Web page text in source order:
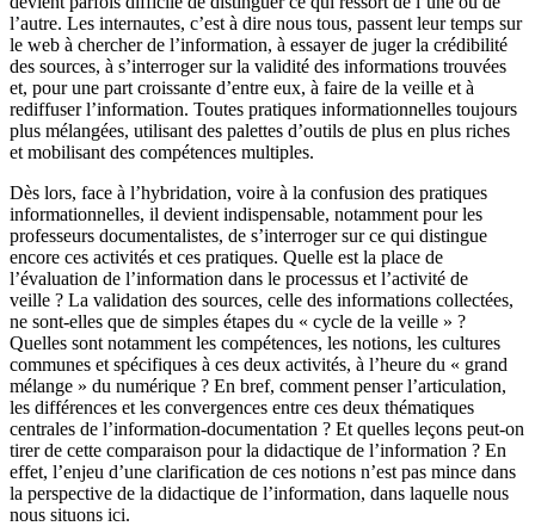
l’autre. Les internautes, c’est à dire nous tous, passent leur temps sur
le web à chercher de l’information, à essayer de juger la crédibilité
des sources, à s’interroger sur la validité des informations trouvées
et, pour une part croissante d’entre eux, à faire de la veille et à
rediffuser l’information. Toutes pratiques informationnelles toujours
plus mélangées, utilisant des palettes d’outils de plus en plus riches
et mobilisant des compétences multiples.
Dès lors, face à l’hybridation, voire à la confusion des pratiques
informationnelles, il devient indispensable, notamment pour les
professeurs documentalistes, de s’interroger sur ce qui distingue
encore ces activités et ces pratiques. Quelle est la place de
l’évaluation de l’information dans le processus et l’activité de
veille ? La validation des sources, celle des informations collectées,
ne sont-elles que de simples étapes du « cycle de la veille » ?
Quelles sont notamment les compétences, les notions, les cultures
communes et spécifiques à ces deux activités, à l’heure du « grand
mélange » du numérique ? En bref, comment penser l’articulation,
les différences et les convergences entre ces deux thématiques
centrales de l’information-documentation ? Et quelles leçons peut-on
tirer de cette comparaison pour la didactique de l’information ? En
effet, l’enjeu d’une clarification de ces notions n’est pas mince dans
la perspective de la didactique de l’information, dans laquelle nous
nous situons ici.